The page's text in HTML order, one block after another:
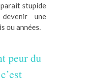
parait stupide
devenir une
ou années.
peur du